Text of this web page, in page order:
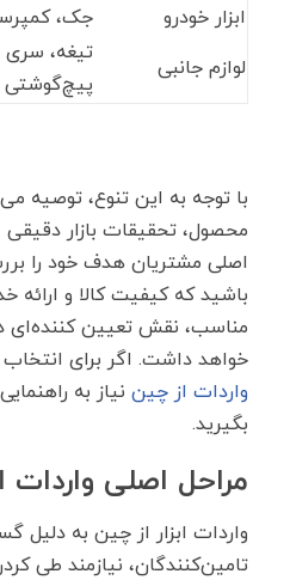
ابزار خودرو
جک،
لوازم جانبی
تیغه، سری
پیچ‌گوشتی
با توجه به این تنوع، توصیه
محصول، تحقیقات بازار دقیقی
اصلی مشتریان هدف خود را
باشید که کیفیت کالا و
مناسب، نقش تعیین ‌کننده‌ای
خواهد داشت. اگر برای
واردات از چین نیاز به
بگیرید.
مراحل اصلی واردات
واردات ابزار از چین به دلیل
تامین‌کنندگان، نیازمند طی